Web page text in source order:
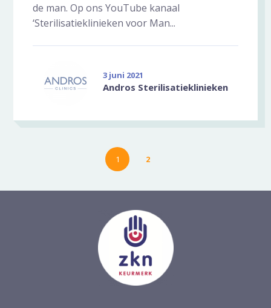
de man. Op ons YouTube kanaal
‘Sterilisatieklinieken voor Man...
3 juni 2021
Andros Sterilisatieklinieken
1 2